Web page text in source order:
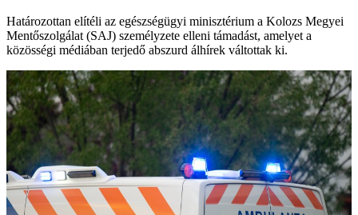
Határozottan elítéli az egészségügyi minisztérium a Kolozs Megyei
Mentőszolgálat (SAJ) személyzete elleni támadást, amelyet a
közösségi médiában terjedő abszurd álhírek váltottak ki.